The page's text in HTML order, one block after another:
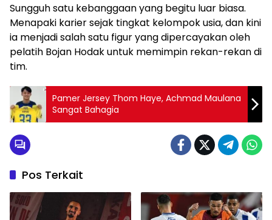
Sungguh satu kebanggaan yang begitu luar biasa.
Menapaki karier sejak tingkat kelompok usia, dan kini
ia menjadi salah satu figur yang dipercayakan oleh
pelatih Bojan Hodak untuk memimpin rekan-rekan di
tim.
Pamer Jersey Thom Haye, Achmad Maulana
Sangat Bahagia
Pos Terkait